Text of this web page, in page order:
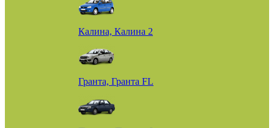
Калина, Калина 2
Гранта, Гранта FL